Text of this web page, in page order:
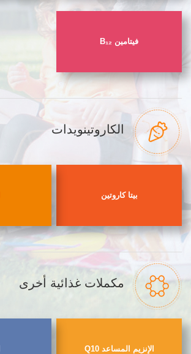
فيتامين B₁₂
الكاروتينويدات
بيتا كاروتين
مكملات غذائية أخرى
الإنزيم المساعد Q10